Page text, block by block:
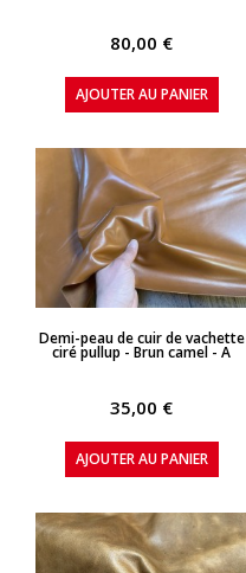
80,00 €
AJOUTER AU PANIER
APERÇU RAPIDE
Demi-peau de cuir de vachette
ciré pullup - Brun camel - A
35,00 €
AJOUTER AU PANIER